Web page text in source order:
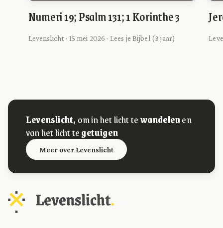
Numeri 19; Psalm 131; 1 Korinthe 3
Levenslicht · 15 mei 2026 · Lees je Bijbel (3 jaar)
Levenslicht, om in het licht tewandelenen
van het licht tegetuigen
Meer over Levenslicht